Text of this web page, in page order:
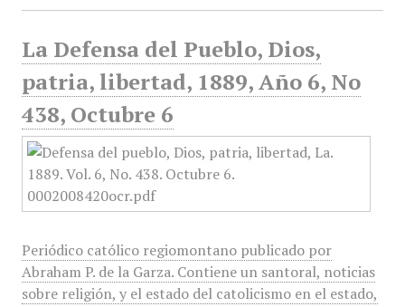
La Defensa del Pueblo, Dios,
patria, libertad, 1889, Año 6, No
438, Octubre 6
Periódico católico regiomontano publicado por
Abraham P. de la Garza. Contiene un santoral, noticias
sobre religión, y el estado del catolicismo en el estado,